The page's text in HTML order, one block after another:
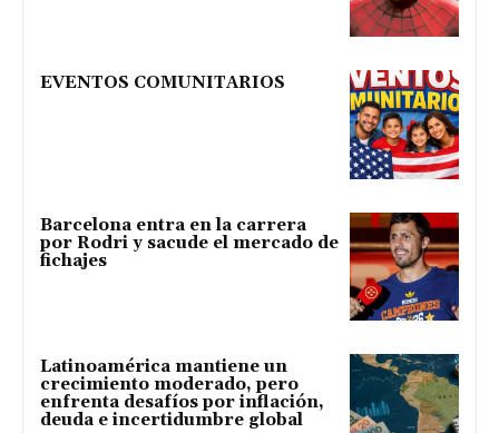
EVENTOS COMUNITARIOS
Barcelona entra en la carrera
por Rodri y sacude el mercado de
fichajes
Latinoamérica mantiene un
crecimiento moderado, pero
enfrenta desafíos por inflación,
deuda e incertidumbre global